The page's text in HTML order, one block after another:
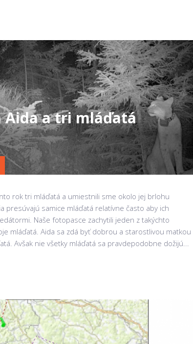
Aida a tri mláďatá
rok tri mláďatá a umiestnili sme okolo jej brlohu
presúvajú samice mláďatá relatívne často aby ich
Naše fotopasce zachytili jeden z takýchto
mláďatá. Aida sa zdá byť dobrou a starostlivou matkou
Avšak nie všetky mláďatá sa pravdepodobne dožijú...